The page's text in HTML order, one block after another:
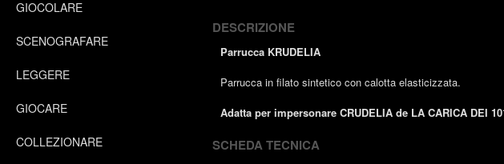
GIOCOLARE
SCENOGRAFARE
LEGGERE
GIOCARE
COLLEZIONARE
DESCRIZIONE
Parrucca KRUDELIA
Parrucca in filato sintetico con calotta elasticizzata.
Adatta per impersonare CRUDELIA de LA CARICA DEI
SCHEDA TECNICA